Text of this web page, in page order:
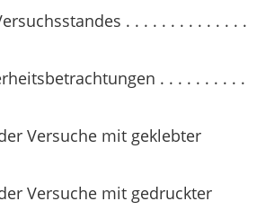
. . . . . . . . . . . . . .
. . . . . . . . . .
Versuche mit geklebter
Versuche mit gedruckter